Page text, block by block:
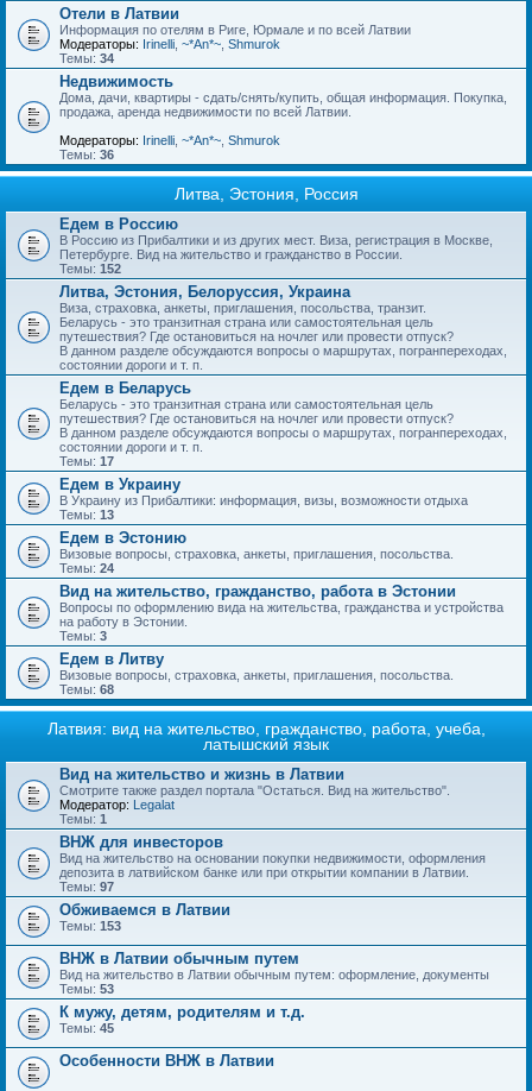
Отели в Латвии
Информация по отелям в Риге, Юрмале и по всей Латвии
Модераторы: Irinelli ~*An*~ Shmurok
Темы: 34
Недвижимость
Дома, дачи, квартиры - сдать/снять/купить, общая информация. Покупка,
продажа, аренда недвижимости по всей Латвии.
Модераторы: Irinelli ~*An*~ Shmurok
Темы: 36
Литва, Эстония, Россия
Едем в Россию
В Россию из Прибалтики и из других мест. Виза, регистрация в Москве,
Петербурге. Вид на жительство и гражданство в России.
Темы: 152
Литва, Эстония, Белоруссия, Украина
Виза, страховка, анкеты, приглашения, посольства, транзит.
Беларусь - это транзитная страна или самостоятельная цель
путешествия? Где остановиться на ночлег или провести отпуск?
В данном разделе обсуждаются вопросы о маршрутах, погранпереходах,
состоянии дороги и т. п.
Едем в Беларусь
Беларусь - это транзитная страна или самостоятельная цель
путешествия? Где остановиться на ночлег или провести отпуск?
В данном разделе обсуждаются вопросы о маршрутах, погранпереходах,
состоянии дороги и т. п.
Темы: 17
Едем в Украину
В Украину из Прибалтики: информация, визы, возможности отдыха
Темы: 13
Едем в Эстонию
Визовые вопросы, страховка, анкеты, приглашения, посольства.
Темы: 24
Вид на жительство, гражданство, работа в Эстонии
Вопросы по оформлению вида на жительства, гражданства и устройства
на работу в Эстонии.
Темы: 3
Едем в Литву
Визовые вопросы, страховка, анкеты, приглашения, посольства.
Темы: 68
Латвия: вид на жительство, гражданство, работа, учеба,
латышский язык
Вид на жительство и жизнь в Латвии
Смотрите также раздел портала "Остаться. Вид на жительство".
Модератор:
Legalat
Темы: 1
ВНЖ для инвесторов
Вид на жительство на основании покупки недвижимости, оформления
депозита в латвийском банке или при открытии компании в Латвии.
Темы: 97
Обживаемся в Латвии
Темы: 153
ВНЖ в Латвии обычным путем
Вид на жительство в Латвии обычным путем: оформление, документы
Темы: 53
К мужу, детям, родителям и т.д.
Темы: 45
Особенности ВНЖ в Латвии